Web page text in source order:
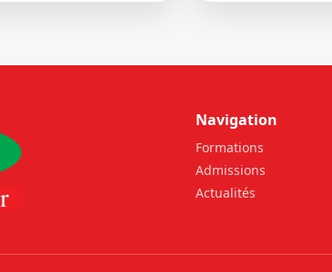
Navigation
Formations
Admissions
Actualités